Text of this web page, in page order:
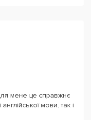
мене це справжнє
мови, так і